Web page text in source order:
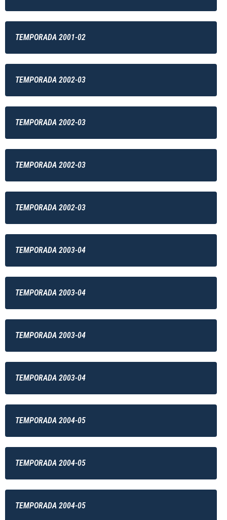
TEMPORADA 2001-02
TEMPORADA 2002-03
TEMPORADA 2002-03
TEMPORADA 2002-03
TEMPORADA 2002-03
TEMPORADA 2003-04
TEMPORADA 2003-04
TEMPORADA 2003-04
TEMPORADA 2003-04
TEMPORADA 2004-05
TEMPORADA 2004-05
TEMPORADA 2004-05